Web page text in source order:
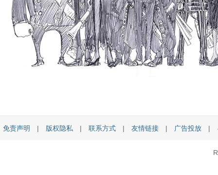
免责声明 | 版权隐私 | 联系方式 | 友情链接 | 广告投放 |